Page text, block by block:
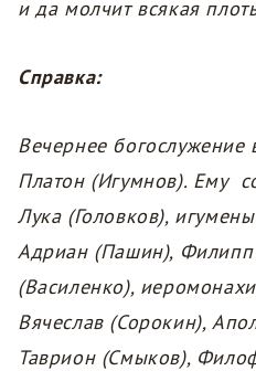
и да молчит всякая
Справка:
Вечернее богослужение
Платон (Игумнов). Ему
Лука (Головков),
Адриан (Пашин),
(Василенко),
Вячеслав (Сорокин),
Таврион (Смыков),